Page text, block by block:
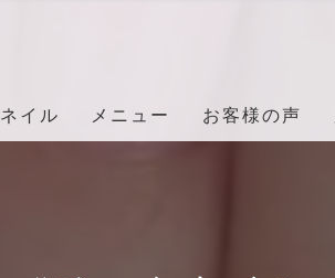
ネイル メニュー お客様の声